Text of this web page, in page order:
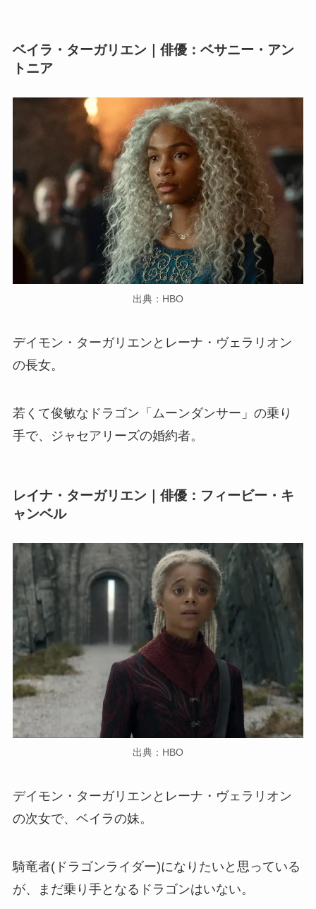
ベイラ・ターガリエン｜俳優：ベサニー・アン
トニア
出典：HBO
デイモン・ターガリエンとレーナ・ヴェラリオン
の長女。
若くて俊敏なドラゴン「ムーンダンサー」の乗り
手で、ジャセアリーズの婚約者。
レイナ・ターガリエン｜俳優：フィービー・キ
ャンベル
出典：HBO
デイモン・ターガリエンとレーナ・ヴェラリオン
の次女で、ベイラの妹。
騎竜者(ドラゴンライダー)になりたいと思っている
が、まだ乗り手となるドラゴンはいない。